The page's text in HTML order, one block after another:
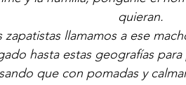
quieran.
llamamos a ese
hasta estas geografías
que con pomadas y